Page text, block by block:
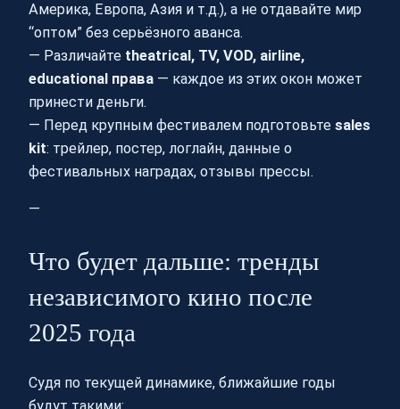
Америка, Европа, Азия и т.д.), а не отдавайте мир
“оптом” без серьёзного аванса.
— Различайте theatrical, TV, VOD, airline,
educational права — каждое из этих окон может
принести деньги.
— Перед крупным фестивалем подготовьте sales
kit: трейлер, постер, логлайн, данные о
фестивальных наградах, отзывы прессы.
—
Что будет дальше: тренды
независимого кино после
2025 года
Судя по текущей динамике, ближайшие годы